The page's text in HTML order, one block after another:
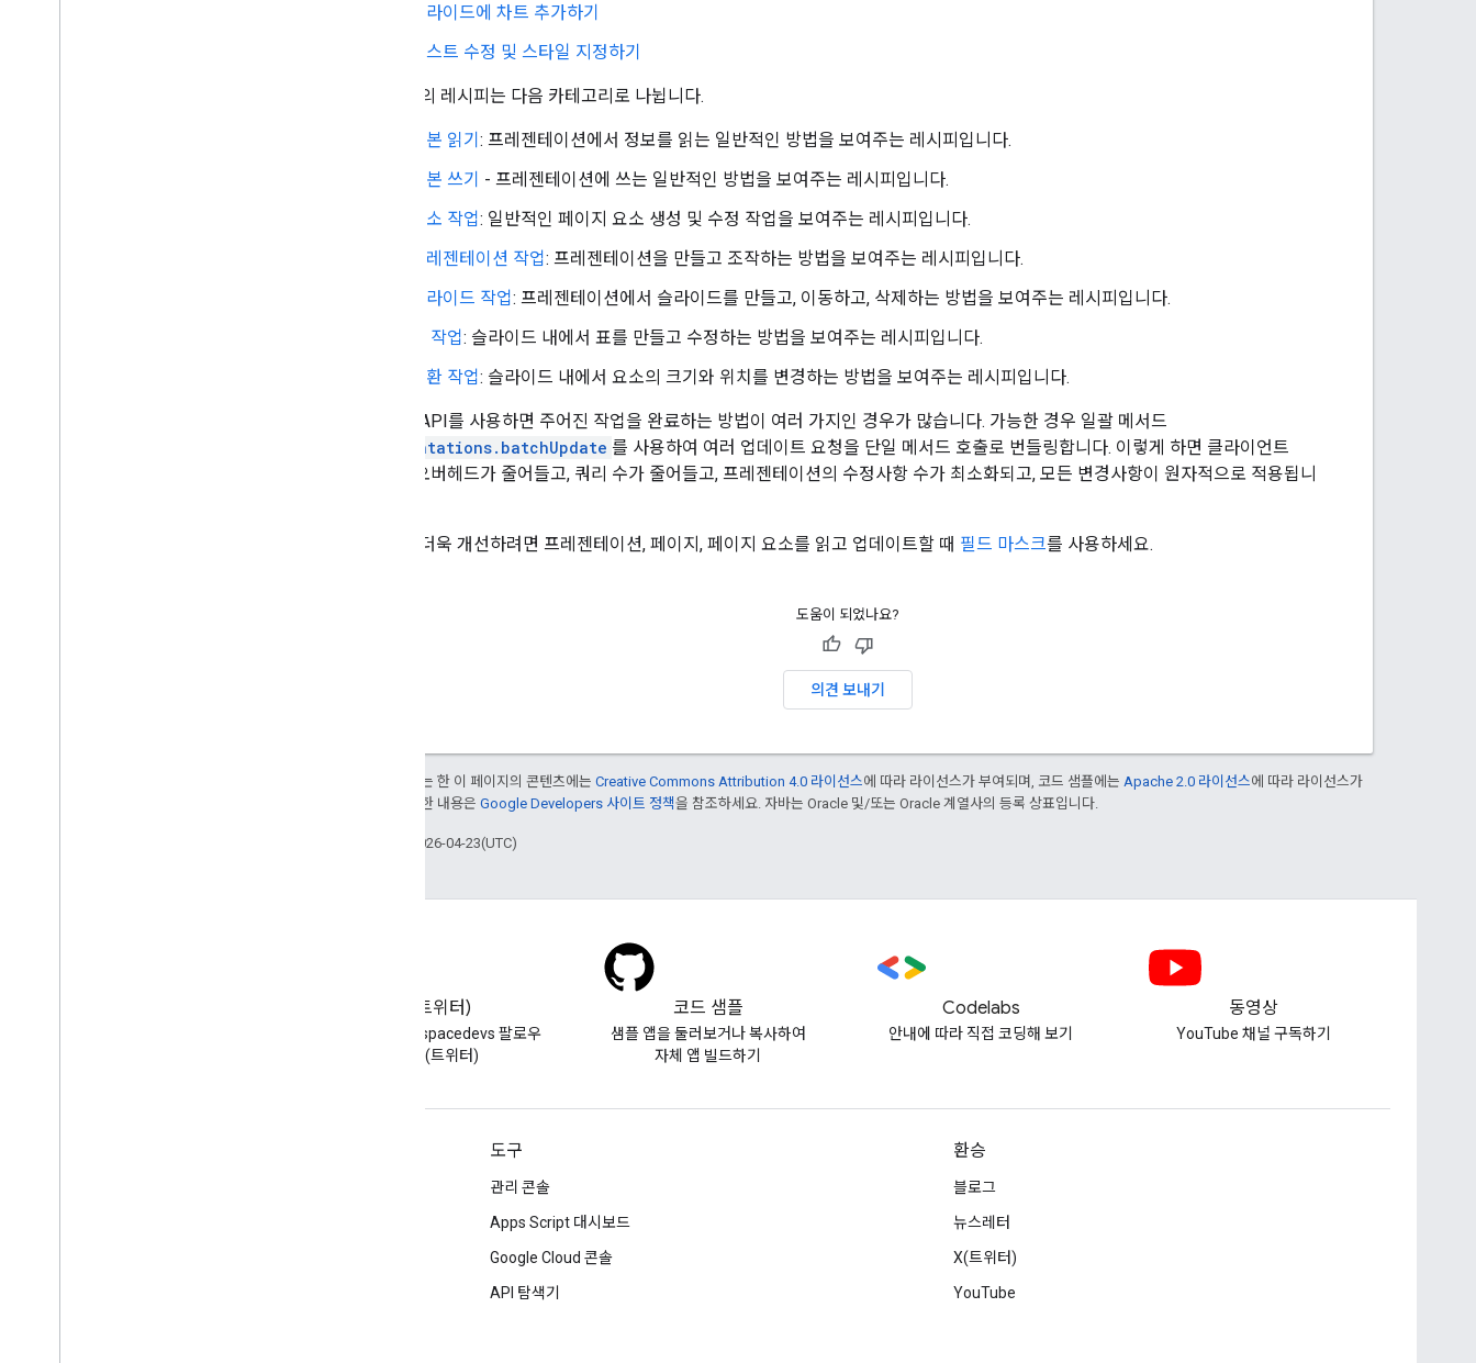
슬라이드에 차트 추가하기
텍스트 수정 및 스타일 지정하기
이 섹션의 레시피는 다음 카테고리로 나뉩니다.
기본 읽기 : 프레젠테이션에서 정보를 읽는 일반적인 방법을 보여주는 레시피입니다.
기본 쓰기 - 프레젠테이션에 쓰는 일반적인 방법을 보여주는 레시피입니다.
요소 작업: 일반적인 페이지 요소 생성 및 수정 작업을 보여주는 레시피입니다.
프레젠테이션 작업: 프레젠테이션을 만들고 조작하는 방법을 보여주는 레시피입니다.
슬라이드 작업: 프레젠테이션에서 슬라이드를 만들고, 이동하고, 삭제하는 방법을 보여주는 레시피입니다.
표 작업: 슬라이드 내에서 표를 만들고 수정하는 방법을 보여주는 레시피입니다.
변환 작업: 슬라이드 내에서 요소의 크기와 위치를 변경하는 방법을 보여주는 레시피입니다.
Slides API를 사용하면 주어진 작업을 완료하는 방법이 여러 가지인 경우가 많습니다. 가능한 경우 일괄 메서드
presentations.batchUpdate 를 사용하여 여러 업데이트 요청을 단일 메서드 호출로 번들링합니다. 이렇게 하면 클라이언트
HTTP 오버헤드가 줄어들고, 쿼리 수가 줄어들고, 프레젠테이션의 수정사항 수가 최소화되고, 모든 변경사항이 원자적으로 적용됩니
성능을 더욱 개선하려면 프레젠테이션, 페이지, 페이지 요소를 읽고 업데이트할 때 필드 마스크를 사용하세요.
도움이 되었나요?
의견 보내기
달리 명시되지 않는 한 이 페이지의 콘텐츠에는 Creative Commons Attribution 4.0 라이선스에 따라 라이선스가 부여되며, 코드 샘플에는 Apache 2.0 라이선스에 따라 라이선스가
부여됩니다. 자세한 내용은 Google Developers 사이트 정책을 참조하세요. 자바는 Oracle 및/또는 Oracle 계열사의 등록 상표입니다.
최종 업데이트: 2026-04-23(UTC)
X(트위터)
X에서 @workspacedevs 팔로우
하기 (트위터)
코드 샘플
샘플 앱을 둘러보거나 복사하여
자체 앱 빌드하기
Codelabs
안내에 따라 직접 코딩해 보기
동영상
YouTube 채널 구독하기
도구
관리 콘솔
Apps Script 대시보드
Google Cloud 콘솔
API 탐색기
환승
블로그
뉴스레터
X(트위터)
YouTube